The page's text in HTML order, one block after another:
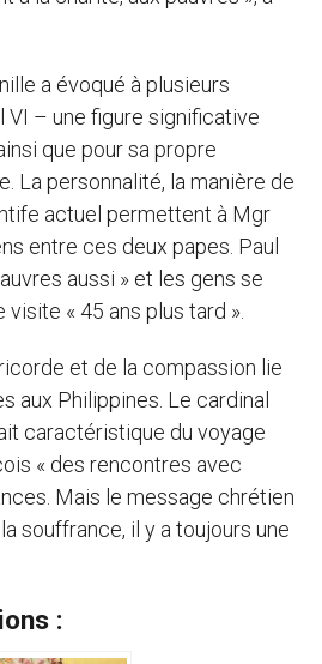
a évoqué à plusieurs
VI – une figure significative
que pour sa propre
La personnalité, la manière de
actuel permettent à Mgr
entre ces deux papes. Paul
aussi » et les gens se
« 45 ans plus tard ».
et de la compassion lie
aux Philippines. Le cardinal
caractéristique du voyage
« des rencontres avec
Mais le message chrétien
souffrance, il y a toujours une
: